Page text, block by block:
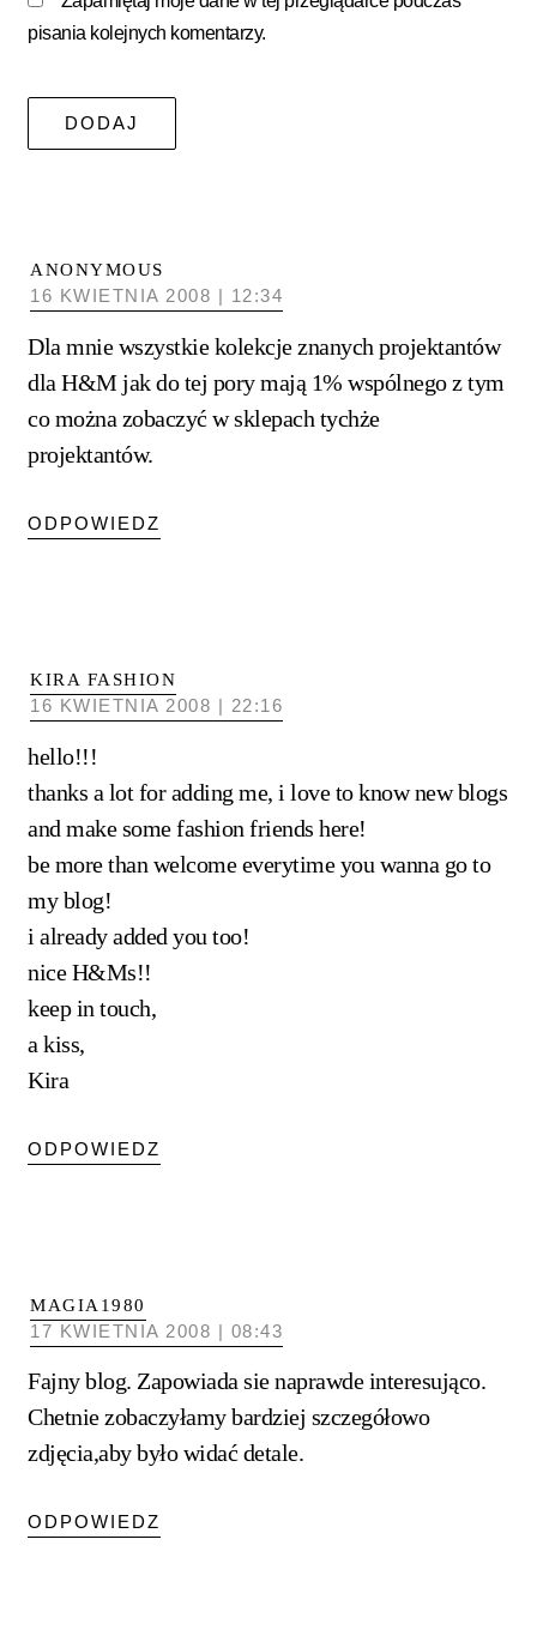
ANONYMOUS
16 KWIETNIA 2008 | 12:34
Dla mnie wszystkie kolekcje znanych projektantów
dla H&M jak do tej pory mają 1% wspólnego z tym
co można zobaczyć w sklepach tychże
projektantów.
ODPOWIEDZ
KIRA FASHION
16 KWIETNIA 2008 | 22:16
hello!!!
thanks a lot for adding me, i love to know new blogs
and make some fashion friends here!
be more than welcome everytime you wanna go to
my blog!
i already added you too!
nice H&Ms!!
keep in touch,
a kiss,
Kira
ODPOWIEDZ
MAGIA1980
17 KWIETNIA 2008 | 08:43
Fajny blog. Zapowiada sie naprawde interesująco.
Chetnie zobaczyłamy bardziej szczegółowo
zdjęcia,aby było widać detale.
ODPOWIEDZ
pisania kolejnych komentarzy.